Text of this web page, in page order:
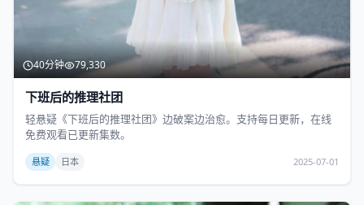
40分钟 79,330
下班后的推理社团
轻悬疑《下班后的推理社团》边破案边治愈。支持每日更新，在线
免费观看已更新集数。
悬疑 日本 2025-07-01